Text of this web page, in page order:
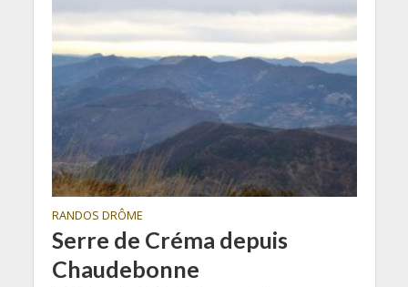
RANDOS DRÔME
Serre de Créma depuis
Chaudebonne